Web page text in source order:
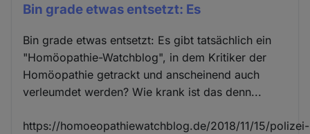
Bin grade etwas entsetzt: Es
Bin grade etwas entsetzt: Es gibt tatsächlich ein
"Homöopathie-Watchblog", in dem Kritiker der
Homöopathie getrackt und anscheinend auch
verleumdet werden? Wie krank ist das denn...
https://homoeopathiewatchblog.de/2018/11/15/polizei-